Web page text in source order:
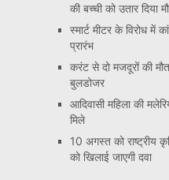
की बच्ची को उतार दिया
स्मार्ट मीटर के विरोध में
प्रारंभ
करंट से दो मजदूरों की
बुलडोजर
आदिवासी महिला की
मिले
10 अगस्त को राष्ट्रीय
को खिलाई जाएगी दवा